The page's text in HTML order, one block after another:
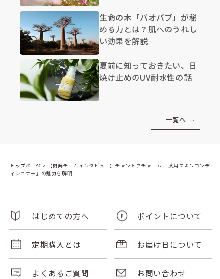
生命の木「バオバブ」が秘
める力とは？肌へのうれし
い効果を解説
夏前に知っておきたい、日
焼け止めのUV耐水性の話
一覧へ
トップページ >
【開発チームインタビュー】チャントアチャーム 「薬用スキンコンデ
ィショナー」の魅力を解明
はじめての方へ ポイントについて
定期購入とは お届け日について
よくあるご質問 お問い合わせ